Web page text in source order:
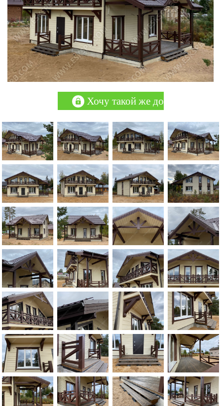
Хочу такой же дом